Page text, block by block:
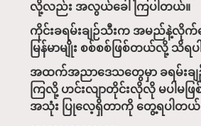
လို့လည်း အလွယ်ခေါ်ကြပါတယ်။
ကိုင်းခရမ်းချဉ်သီးက အမည်နဲ့လိုက်
မြန်မာမျိုး စစ်စစ်ဖြစ်တယ်လို့ သိရ
အထက်အညာဒေသတွေမှာ ခရမ်းချ
ကြလို့ ဟင်းလျာတိုင်းလိုလို မပါမဖ
အသုံး ပြုလေ့ရှိတာကို တွေ့ရပါတယ်